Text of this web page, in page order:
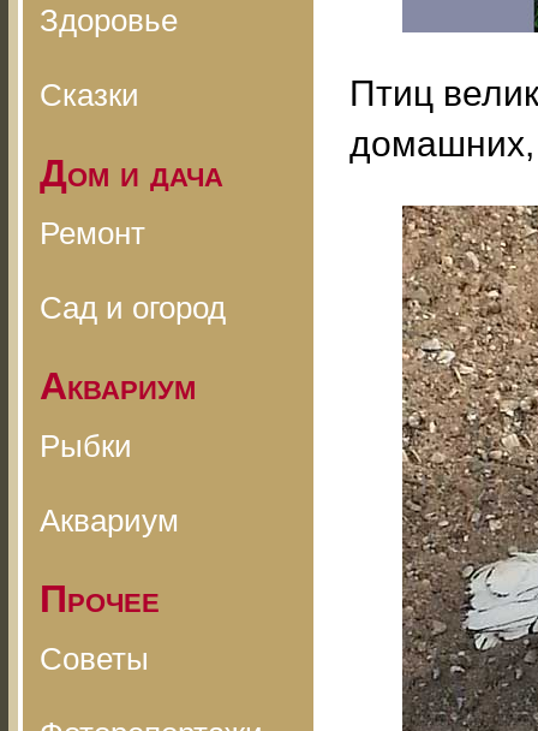
Здоровье
Сказки
Дом и дача
Ремонт
Сад и огород
Аквариум
Рыбки
Аквариум
Прочее
Советы
Птиц
домашних,